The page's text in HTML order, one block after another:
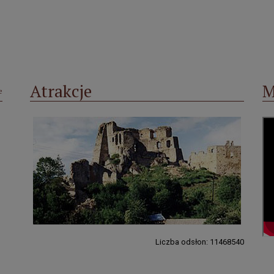
Atrakcje
Liczba odsłon: 11468540